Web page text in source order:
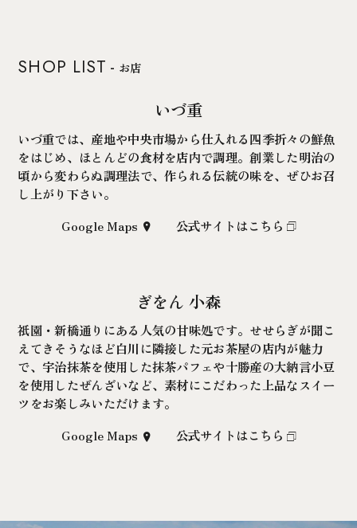
SHOP LIST お店
いづ重
いづ重では、産地や中央市場から仕入れる四季折々の鮮魚
をはじめ、ほとんどの食材を店内で調理。創業した明治の
頃から変わらぬ調理法で、作られる伝統の味を、ぜひお召
し上がり下さい。
Google Maps
公式サイトはこちら
ぎをん 小森
祇園・新橋通りにある人気の甘味処です。せせらぎが聞こ
えてきそうなほど白川に隣接した元お茶屋の店内が魅力
で、宇治抹茶を使用した抹茶パフェや十勝産の大納言小豆
を使用したぜんざいなど、素材にこだわった上品なスイー
ツをお楽しみいただけます。
Google Maps
公式サイトはこちら